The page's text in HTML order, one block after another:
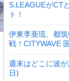
S.LEAGUEがCT
ト！
伊東李亜琉、都
戦！CITYWAVE
週末はどこに波
日)